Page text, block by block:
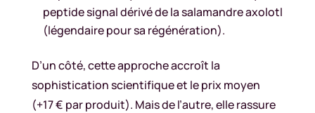
peptide signal dérivé de la salamandre axolotl
(légendaire pour sa régénération).
D’un côté, cette approche accroît la
sophistication scientifique et le prix moyen
(+17 € par produit). Mais de l’autre, elle rassure